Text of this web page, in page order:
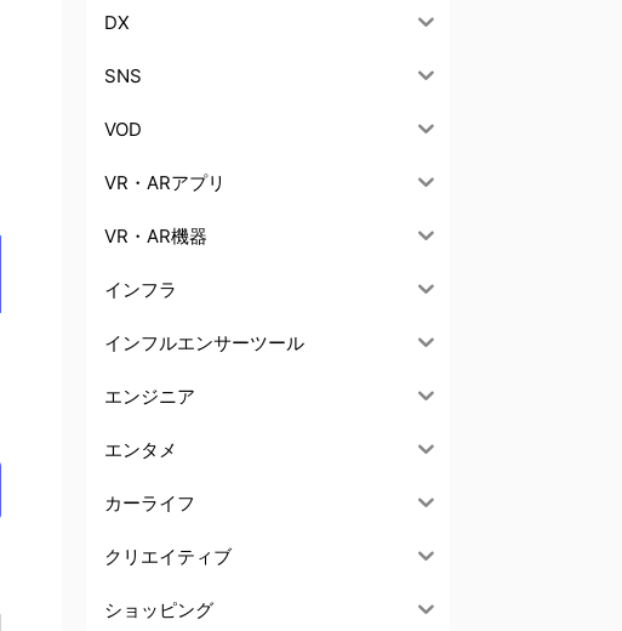
DX
SNS
VOD
VR・ARアプリ
VR・AR機器
インフラ
インフルエンサーツール
エンジニア
エンタメ
カーライフ
クリエイティブ
ショッピング